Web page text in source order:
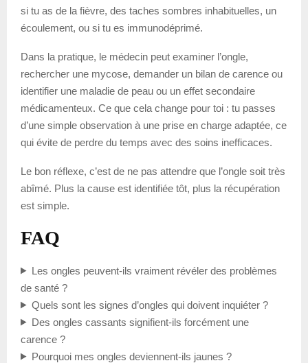
si tu as de la fièvre, des taches sombres inhabituelles, un
écoulement, ou si tu es immunodéprimé.
Dans la pratique, le médecin peut examiner l’ongle,
rechercher une mycose, demander un bilan de carence ou
identifier une maladie de peau ou un effet secondaire
médicamenteux. Ce que cela change pour toi : tu passes
d’une simple observation à une prise en charge adaptée, ce
qui évite de perdre du temps avec des soins inefficaces.
Le bon réflexe, c’est de ne pas attendre que l’ongle soit très
abîmé. Plus la cause est identifiée tôt, plus la récupération
est simple.
FAQ
Les ongles peuvent-ils vraiment révéler des problèmes
de santé ?
Quels sont les signes d’ongles qui doivent inquiéter ?
Des ongles cassants signifient-ils forcément une
carence ?
Pourquoi mes ongles deviennent-ils jaunes ?